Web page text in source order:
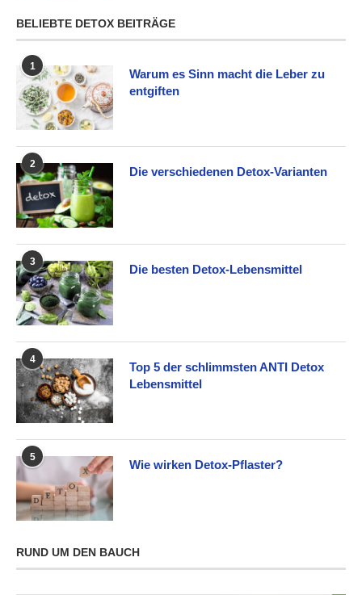
BELIEBTE DETOX BEITRÄGE
1
Warum es Sinn macht die Leber zu
entgiften
2
Die verschiedenen Detox-Varianten
3
Die besten Detox-Lebensmittel
4
Top 5 der schlimmsten ANTI Detox
Lebensmittel
5
Wie wirken Detox-Pflaster?
RUND UM DEN BAUCH